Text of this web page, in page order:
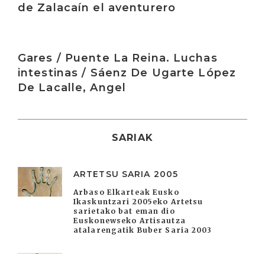
de Zalacaín el aventurero
Gares / Puente La Reina. Luchas
intestinas / Sáenz De Ugarte López
De Lacalle, Angel
SARIAK
ARTETSU SARIA 2005
Arbaso Elkarteak Eusko
Ikaskuntzari 2005eko Artetsu
sarietako bat eman dio
Euskonewseko Artisautza
atalarengatik Buber Saria 2003